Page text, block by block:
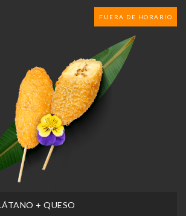
FUERA DE HORARIO
+ QUESO